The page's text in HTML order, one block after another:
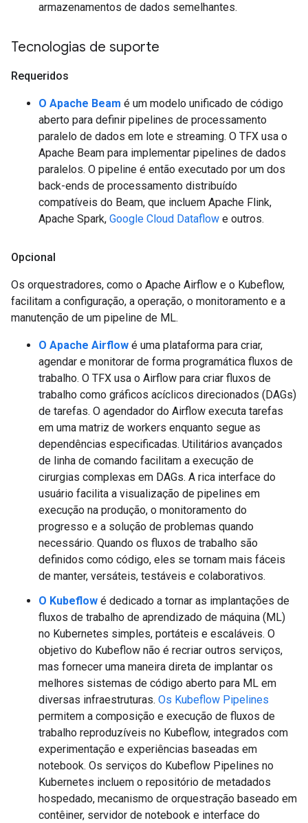
armazenamentos de dados semelhantes.
Tecnologias de suporte
Requeridos
O Apache Beam é um modelo unificado de código
aberto para definir pipelines de processamento
paralelo de dados em lote e streaming. O TFX usa o
Apache Beam para implementar pipelines de dados
paralelos. O pipeline é então executado por um dos
back-ends de processamento distribuído
compatíveis do Beam, que incluem Apache Flink,
Apache Spark, Google Cloud Dataflow e outros.
Opcional
Os orquestradores, como o Apache Airflow e o Kubeflow,
facilitam a configuração, a operação, o monitoramento e a
manutenção de um pipeline de ML.
O Apache Airflow é uma plataforma para criar,
agendar e monitorar de forma programática fluxos de
trabalho. O TFX usa o Airflow para criar fluxos de
trabalho como gráficos acíclicos direcionados (DAGs)
de tarefas. O agendador do Airflow executa tarefas
em uma matriz de workers enquanto segue as
dependências especificadas. Utilitários avançados
de linha de comando facilitam a execução de
cirurgias complexas em DAGs. A rica interface do
usuário facilita a visualização de pipelines em
execução na produção, o monitoramento do
progresso e a solução de problemas quando
necessário. Quando os fluxos de trabalho são
definidos como código, eles se tornam mais fáceis
de manter, versáteis, testáveis ​​e colaborativos.
O Kubeflow é dedicado a tornar as implantações de
fluxos de trabalho de aprendizado de máquina (ML)
no Kubernetes simples, portáteis e escaláveis. O
objetivo do Kubeflow não é recriar outros serviços,
mas fornecer uma maneira direta de implantar os
melhores sistemas de código aberto para ML em
diversas infraestruturas. Os Kubeflow Pipelines
permitem a composição e execução de fluxos de
trabalho reproduzíveis no Kubeflow, integrados com
experimentação e experiências baseadas em
notebook. Os serviços do Kubeflow Pipelines no
Kubernetes incluem o repositório de metadados
hospedado, mecanismo de orquestração baseado em
contêiner, servidor de notebook e interface do